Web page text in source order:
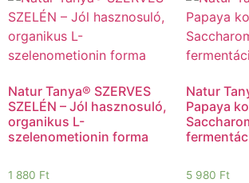
Natur Tanya® SZERVES
SZELÉN – Jól hasznosuló,
organikus L-
szelenometionin forma
1 880 Ft
Natur
Papaya
5 980 Ft